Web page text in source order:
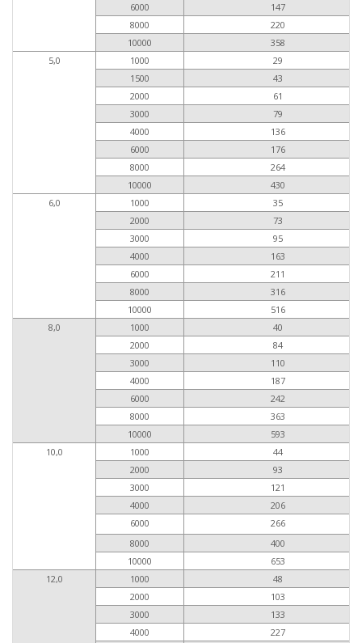
6000
147
8000
220
10000
358
5,0
1000
29
1500
43
2000
61
3000
79
4000
136
6000
176
8000
264
10000
430
6,0
1000
35
2000
73
3000
95
4000
163
6000
211
8000
316
10000
516
8,0
1000
40
2000
84
3000
110
4000
187
6000
242
8000
363
10000
593
10,0
1000
44
2000
93
3000
121
4000
206
6000
266
8000
400
10000
653
12,0
1000
48
2000
103
3000
133
4000
227